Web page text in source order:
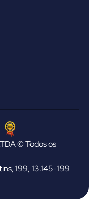
© Todos os
199, 13.145-199